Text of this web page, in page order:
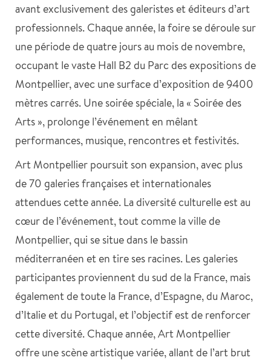
avant exclusivement des galeristes et éditeurs d’art
professionnels. Chaque année, la foire se déroule sur
une période de quatre jours au mois de novembre,
occupant le vaste Hall B2 du Parc des expositions de
Montpellier, avec une surface d’exposition de 9400
mètres carrés. Une soirée spéciale, la « Soirée des
Arts », prolonge l’événement en mêlant
performances, musique, rencontres et festivités.
Art Montpellier poursuit son expansion, avec plus
de 70 galeries françaises et internationales
attendues cette année. La diversité culturelle est au
cœur de l’événement, tout comme la ville de
Montpellier, qui se situe dans le bassin
méditerranéen et en tire ses racines. Les galeries
participantes proviennent du sud de la France, mais
également de toute la France, d’Espagne, du Maroc,
d’Italie et du Portugal, et l’objectif est de renforcer
cette diversité. Chaque année, Art Montpellier
offre une scène artistique variée, allant de l’art brut